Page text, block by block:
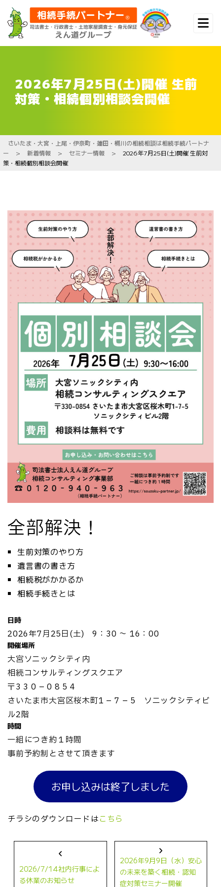
2026年7月25日(土)開催 生前
対策・相続個別相談会開催
さいたま・大宮・上尾・伊奈町・蓮田・桶川の相続相談は相続手続パートナ
ー
> 新着情報 > セミナー情報 >
2026年7月25日(土)開催 生前対
策・相続個別相談会開催
全部解決！
生前対策のやり方
遺言書の書き方
相続税がかかるか
相続手続きとは
日時
2026年7月25日(土) 9：30 ～ 16：00
開催場所
大宮ソニックシティ内
相続コンサルティングスクエア
〒3 3 0 – 0 8 5 4
さいたま市大宮区桜木町1 – 7 – 5 ソニックシティビ
ル2階
時間
一組につき約１時間
事前予約制とさせて頂きます
お申し込みは終了しました
チラシのダウンロードはこちら
2026/7/14社内行事によ
る休業のお知らせ
2026年9月9日（水）安心
の未来を築く相続・認知
症対策セミナー開催